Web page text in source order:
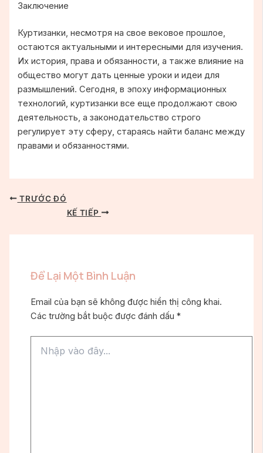
Заключение
Куртизанки, несмотря на свое вековое прошлое,
остаются актуальными и интересными для изучения.
Их история, права и обязанности, а также влияние на
общество могут дать ценные уроки и идеи для
размышлений. Сегодня, в эпоху информационных
технологий, куртизанки все еще продолжают свою
деятельность, а законодательство строго
регулирует эту сферу, стараясь найти баланс между
правами и обязанностями.
TRƯỚC ĐÓ
KẾ TIẾP
Để Lại Một Bình Luận
Email của bạn sẽ không được hiển thị công khai.
Các trường bắt buộc được đánh dấu*
vào